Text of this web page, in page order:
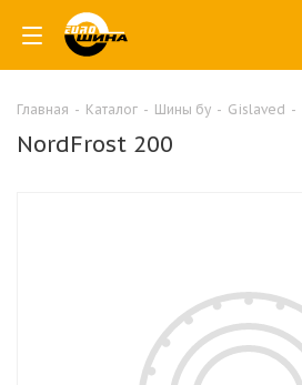
Главная - Каталог - Шины бу - Gislaved -
NordFrost 200